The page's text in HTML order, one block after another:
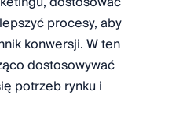
procesy, aby
konwersji. W ten
dostosowywać
potrzeb rynku i